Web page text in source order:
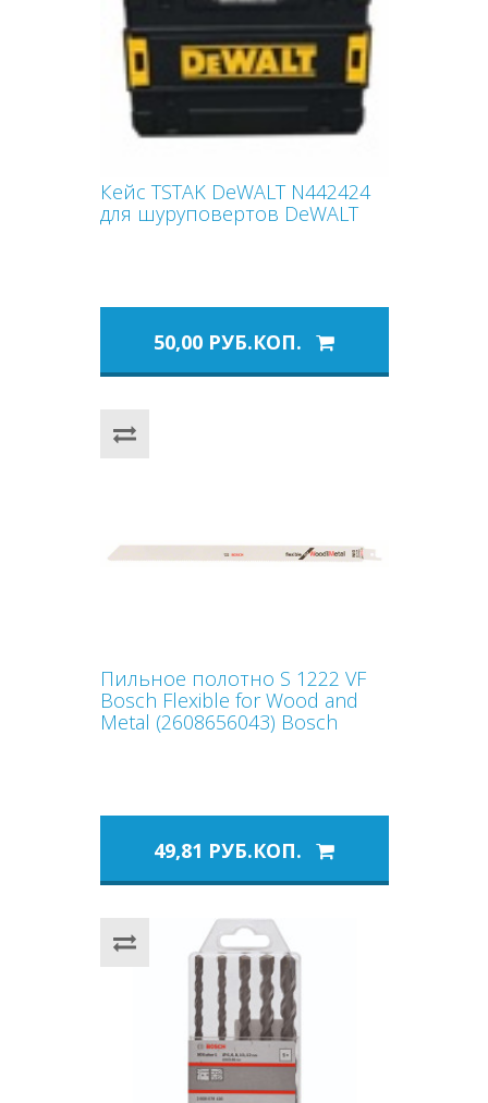
Кейс TSTAK DeWALT N442424
для шуруповертов DeWALT
50,00 РУБ.КОП.
Пильное полотно S 1222 VF
Bosch Flexible for Wood and
Metal (2608656043) Bosch
49,81 РУБ.КОП.